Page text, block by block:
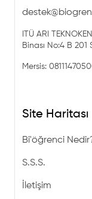
ITÜ ARI
Binası No:4 B 201
Mersis:
Site Haritası
Bi'öğrenci
S.S.S.
İletişim